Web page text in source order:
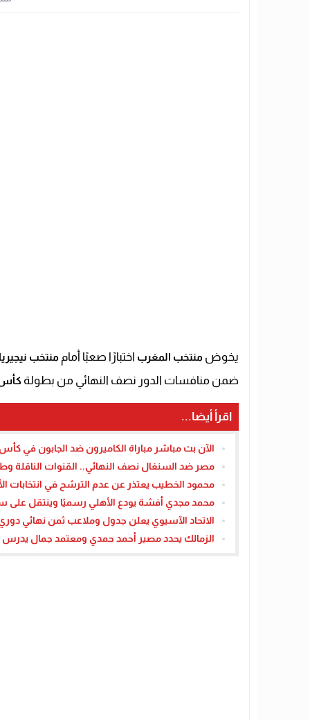
يخوض منتخب المغرب اختبارًا صعبًا أمام منتخب
ضمن منافسات الدور نصف النهائي من بطولة كأس
اقرأ أيضا...
الآن بث مباشر مباراة الكاميرون ضد الجابون في كأس
مصر ضد السنغال نصف النهائي.. القنوات الناقلة
محمود الخطيب يعتذر عن عدم الترشح في انتخابات
محمد مجدي أفشة يودع الأهلي رسميًا وينتقل على
الاتحاد الآسيوي يعلن جدول وملاعب ثمن نهائي
الزمالك يحدد مصير أحمد حمدي ومعتمد جمال يدرس